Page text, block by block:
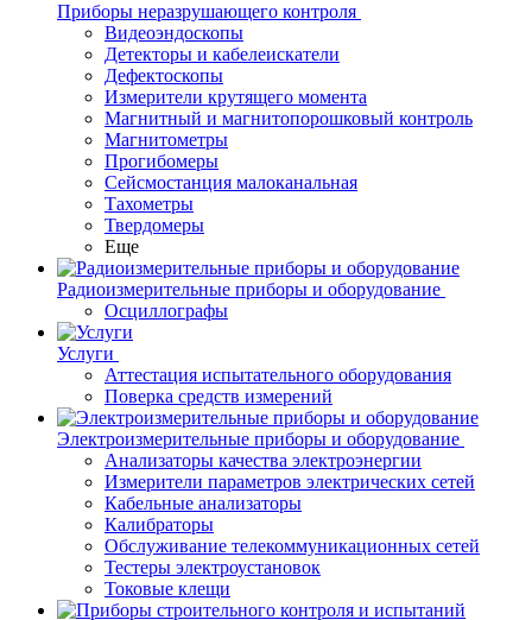
Приборы неразрушающего контроля
Видеоэндоскопы
Детекторы и кабелеискатели
Дефектоскопы
Измерители крутящего момента
Магнитный и магнитопорошковый контроль
Магнитометры
Прогибомеры
Сейсмостанция малоканальная
Тахометры
Твердомеры
Еще
Радиоизмерительные приборы и оборудование
Осциллографы
Услуги
Аттестация испытательного оборудования
Поверка средств измерений
Электроизмерительные приборы и оборудование
Анализаторы качества электроэнергии
Измерители параметров электрических сетей
Кабельные анализаторы
Калибраторы
Обслуживание телекоммуникационных сетей
Тестеры электроустановок
Токовые клещи